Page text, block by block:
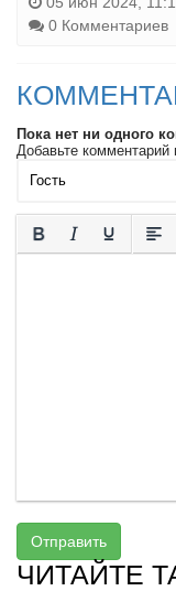
0 Комментариев
Пока нет ни одного
Добавьте комментарий
Отправить
ЧИТАЙТЕ